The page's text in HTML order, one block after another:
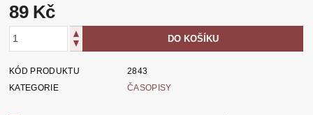
89 Kč
KÓD PRODUKTU
2843
KATEGORIE
ČASOPISY